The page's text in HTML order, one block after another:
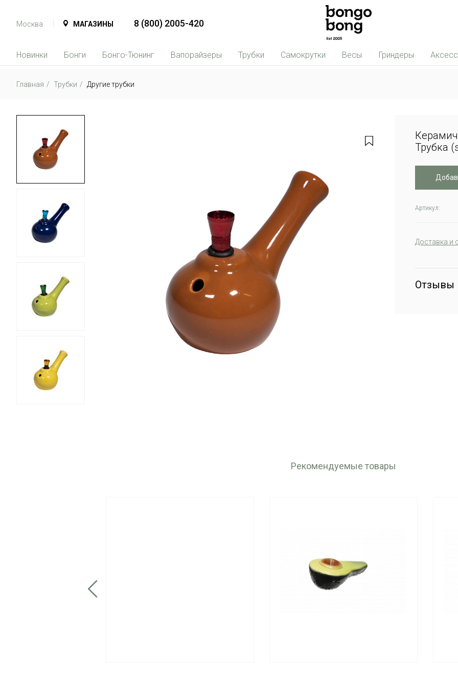
Москва МАГАЗИНЫ 8 (800) 2005-420
Новинки Бонги Бонго-Тюнинг Вапорайзеры Трубки Самокрутки Весы Гриндеры
Главная Трубки Другие трубки
Трубка
Артикул:
Доставка и
Отзывы
Рекомендуемые товары